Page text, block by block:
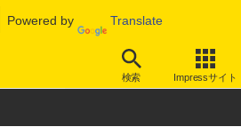
Powered by Translate
検索 Impressサイト